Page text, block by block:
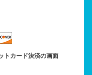
トカード決済の画面